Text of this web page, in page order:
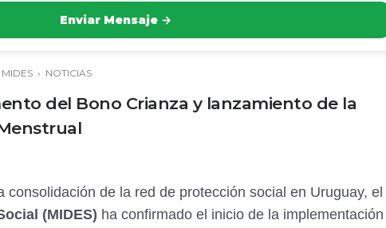
Enviar Mensaje →
MIDES › NOTICIAS
del Bono Crianza y lanzamiento de la
consolidación de la red de protección social en Uruguay, el
(MIDES) ha confirmado el inicio de la implementación